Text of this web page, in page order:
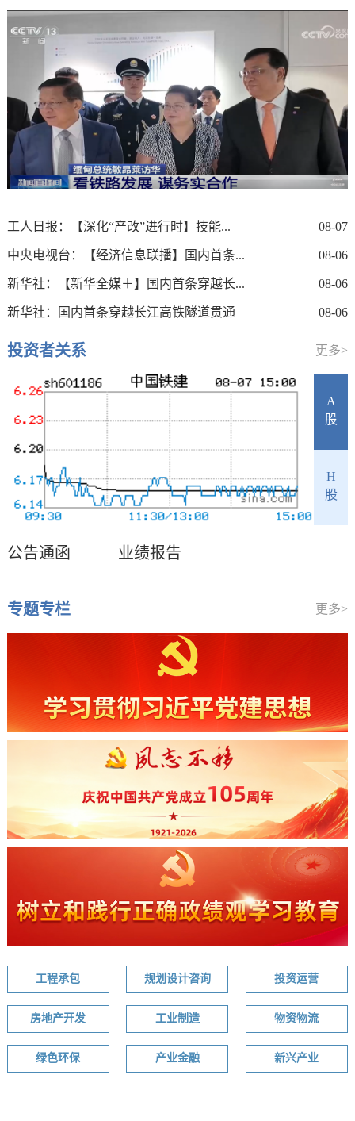
工人日报：【深化“产改”进行时】技能... 08-07
中央电视台：【经济信息联播】国内首条... 08-06
新华社：【新华全媒＋】国内首条穿越长... 08-06
新华社：国内首条穿越长江高铁隧道贯通 08-06
投资者关系 更多>
A
股
H
股
公告通函 业绩报告
专题专栏 更多>
工程承包 规划设计咨询 投资运营
房地产开发 工业制造 物资物流
绿色环保 产业金融 新兴产业